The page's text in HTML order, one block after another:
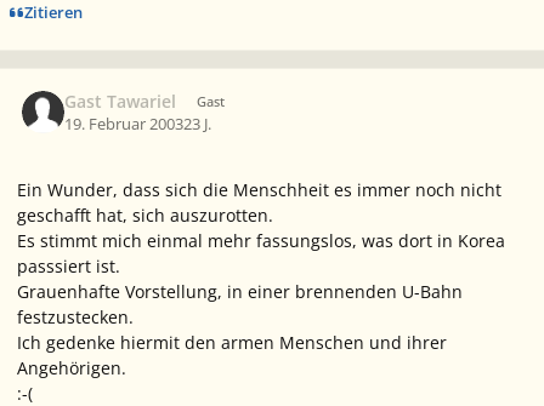
Zitieren
Gast Tawariel Gast
19. Februar 200323 J.
Ein Wunder, dass sich die Menschheit es immer noch nicht
geschafft hat, sich auszurotten.
Es stimmt mich einmal mehr fassungslos, was dort in Korea
passsiert ist.
Grauenhafte Vorstellung, in einer brennenden U-Bahn
festzustecken.
Ich gedenke hiermit den armen Menschen und ihrer
Angehörigen.
:-(